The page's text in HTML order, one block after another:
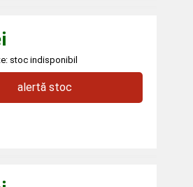
stoc indisponibil
alertă stoc